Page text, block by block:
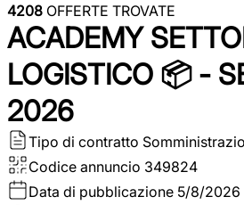
4208 OFFERTE TROVATE
ACADEMY
LOGISTICO 📦 -
2026
Tipo di contratto
Codice annuncio 349824
Data di pubblicazione 5/8/2026